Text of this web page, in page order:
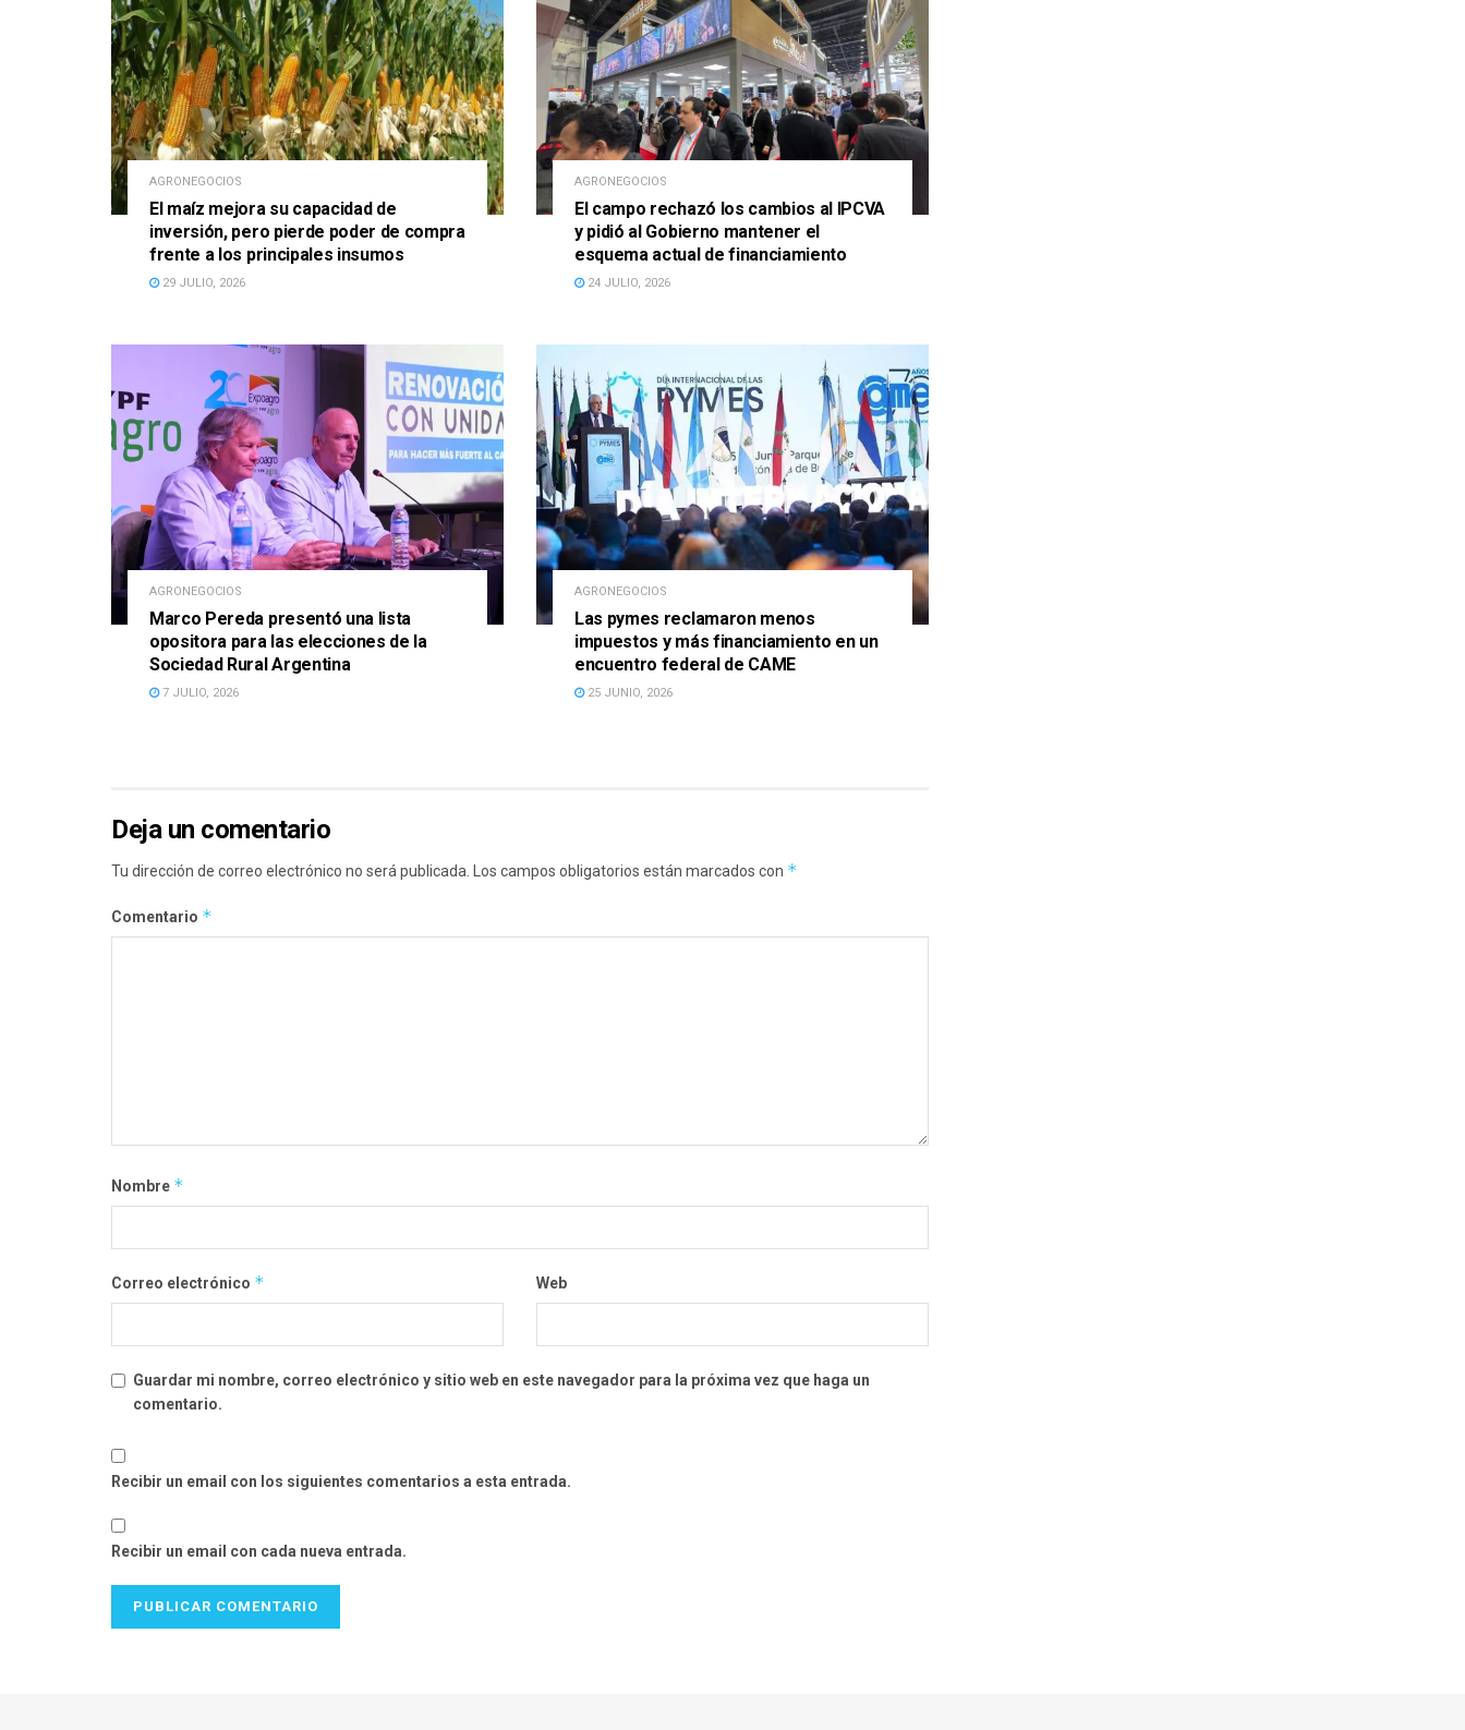
AGRONEGOCIOS
El maíz mejora su capacidad de
inversión, pero pierde poder de compra
frente a los principales insumos
29 JULIO, 2026
AGRONEGOCIOS
El campo rechazó los cambios al IPCVA
y pidió al Gobierno mantener el
esquema actual de financiamiento
24 JULIO, 2026
AGRONEGOCIOS
Marco Pereda presentó una lista
opositora para las elecciones de la
Sociedad Rural Argentina
7 JULIO, 2026
AGRONEGOCIOS
Las pymes reclamaron menos
impuestos y más financiamiento en un
encuentro federal de CAME
25 JUNIO, 2026
Deja un comentario
Tu dirección de correo electrónico no será publicada. Los campos obligatorios están marcados con *
Comentario *
Nombre *
Correo electrónico * Web
Guardar mi nombre, correo electrónico y sitio web en este navegador para la próxima vez que haga un
comentario.
Recibir un email con los siguientes comentarios a esta entrada.
Recibir un email con cada nueva entrada.